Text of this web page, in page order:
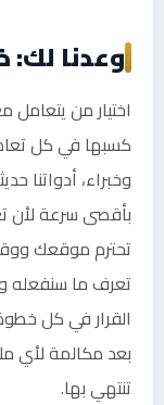
وعدنا
اختيار من يتعامل
كسبها في كل
وخبراء، أدواتنا
بأقصى سرعة لأن
تحترم موقعك
تعرف ما سنفعله
القرار في كل
بعد مكالمة لأي
تنتهي بها.